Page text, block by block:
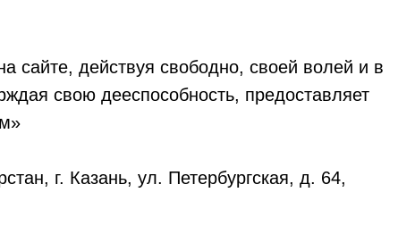
сайте, действуя свободно, своей волей и в
свою дееспособность, предоставляет
г. Казань, ул. Петербургская, д. 64,